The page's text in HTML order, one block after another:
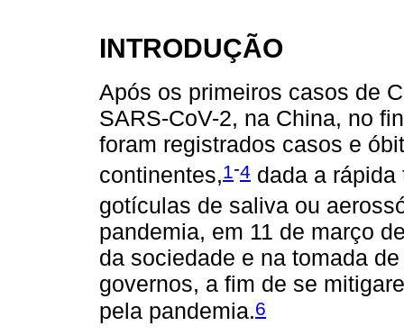
INTRODUÇÃO
Após os primeiros casos de
SARS-CoV-2, na China, no
foram registrados casos e
continentes,1-4 dada a
gotículas de saliva ou
pandemia, em 11 de março
da sociedade e na tomada
governos, a fim de se
pela pandemia.6